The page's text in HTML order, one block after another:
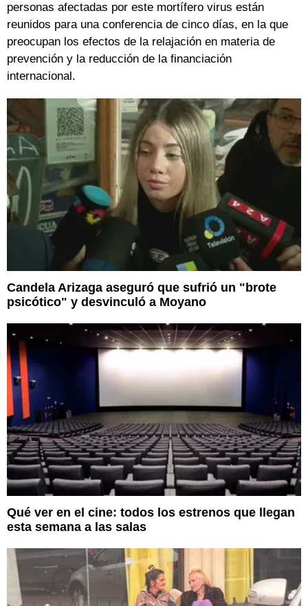
personas afectadas por este mortífero virus están
reunidos para una conferencia de cinco días, en la que
preocupan los efectos de la relajación en materia de
prevención y la reducción de la financiación
internacional.
Candela Arizaga aseguró que sufrió un "brote
psicótico" y desvinculó a Moyano
Qué ver en el cine: todos los estrenos que llegan
esta semana a las salas